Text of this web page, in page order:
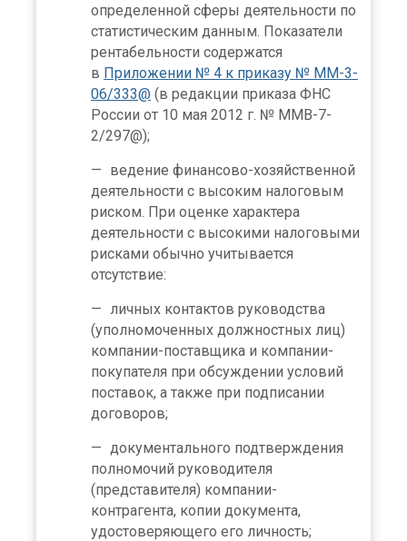
определенной сферы деятельности по
статистическим данным. Показатели
рентабельности содержатся
в Приложении № 4 к приказу № ММ-3-
06/333@ (в редакции приказа ФНС
России от 10 мая 2012 г. № ММВ-7-
2/297@);
ведение финансово-хозяйственной
деятельности с высоким налоговым
риском. При оценке характера
деятельности с высокими налоговыми
рисками обычно учитывается
отсутствие:
личных контактов руководства
(уполномоченных должностных лиц)
компании-поставщика и компании-
покупателя при обсуждении условий
поставок, а также при подписании
договоров;
документального подтверждения
полномочий руководителя
(представителя) компании-
контрагента, копии документа,
удостоверяющего его личность;